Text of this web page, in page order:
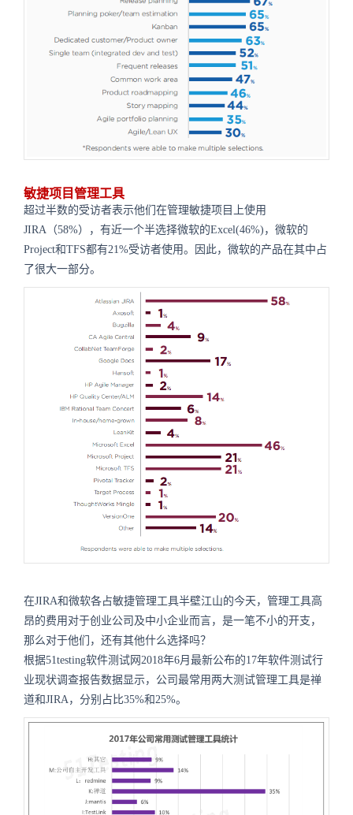
敏捷项目管理工具
超过半数的受访者表示他们在管理敏捷项目上使用
JIRA（58%），有近一个半选择微软的Excel(46%)，微软的
Project和TFS都有21%受访者使用。因此，微软的产品在其中占
了很大一部分。
在JIRA和微软各占敏捷管理工具半壁江山的今天，管理工具高
昂的费用对于创业公司及中小企业而言，是一笔不小的开支，
那么对于他们，还有其他什么选择吗？
根据51testing软件测试网2018年6月最新公布的17年软件测试行
业现状调查报告数据显示，公司最常用两大测试管理工具是禅
道和JIRA，分别占比35%和25%。